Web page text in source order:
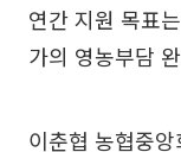
연간 지원 목표
가의 영농부담
이춘협 농협중